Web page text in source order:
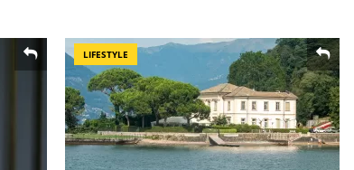
LIFESTYLE